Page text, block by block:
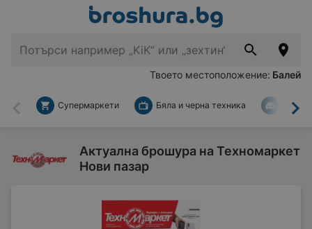
Твоето местоположение: Балей
Назад
Супермаркети Бяла и черна техника За
Актуална брошура на Техномаркет
Нови пазар